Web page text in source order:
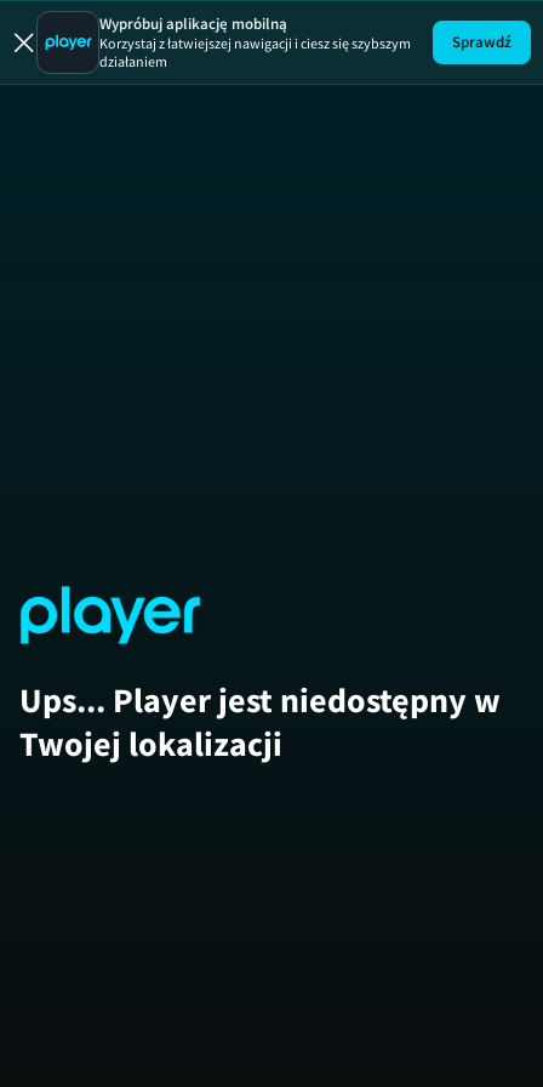
13 posterunek
19 +
Wypróbuj aplikację mobilną
Korzystaj z łatwiejszej nawigacji i ciesz się szybszym
działaniem
Sprawdź
Ups... Player jest niedostępny w
Twojej lokalizacji